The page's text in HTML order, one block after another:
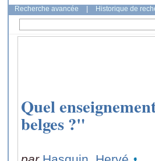
Recherche avancée Historique de
Quel
belges ?"